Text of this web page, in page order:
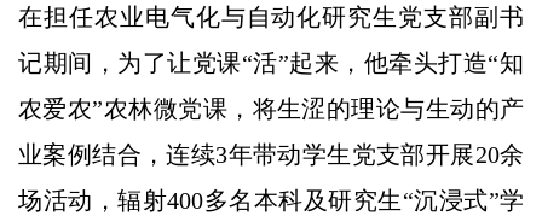
在担任农业电气化与自动化研究生党支部副书
记期间，为了让党课“活”起来，他牵头打造“知
农爱农”农林微党课，将生涩的理论与生动的产
业案例结合，连续3年带动学生党支部开展20余
场活动，辐射400多名本科及研究生“沉浸式”学